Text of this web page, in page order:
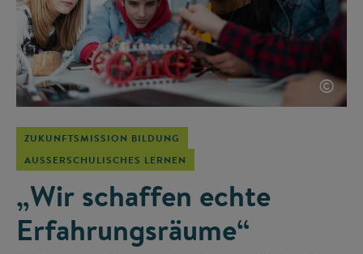
©
ZUKUNFTSMISSION BILDUNG
AUSSERSCHULISCHES LERNEN
„Wir schaffen echte
Erfahrungsräume“